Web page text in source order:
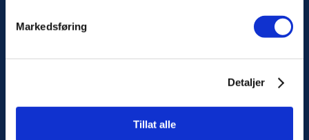
Markedsføring
Detaljer
Tillat alle